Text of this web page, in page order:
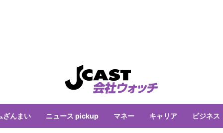
ざんまい ニュース pickup マネー キャリア ビジネス